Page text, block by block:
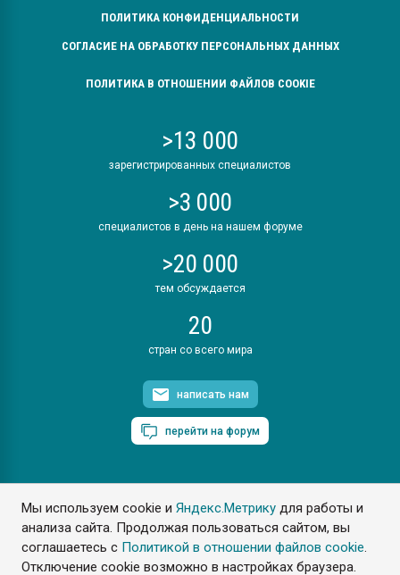
Мы используем cookie иЯндекс.Метрику для работы и
анализа сайта. Продолжая пользоваться сайтом, вы
соглашаетесь с Политикой в отношении файлов cookie.
Отключение cookie возможно в настройках браузера.
ПОЛИТИКА КОНФИДЕНЦИАЛЬНОСТИ
СОГЛАСИЕ НА ОБРАБОТКУ ПЕРСОНАЛЬНЫХ ДАННЫХ
ПОЛИТИКА В ОТНОШЕНИИ ФАЙЛОВ COOKIE
>13 000
зарегистрированных специалистов
>3 000
специалистов в день на нашем форуме
>20 000
тем обсуждается
20
стран со всего мира
написать нам
перейти на форум
ПластЭксперт © 2006. Все права защищены
Разрешается копирование материалов сайта с обязательной
ссылкой на www.e-plastic.ru
Разработка сайта